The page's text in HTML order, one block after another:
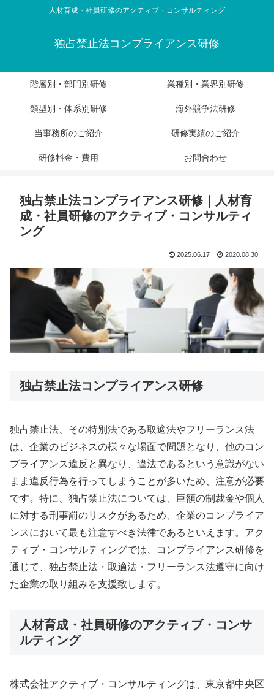
人材育成・社員研修のアクティブ・コンサルティング
独占禁止法コンプライアンス研修
階層別・部門別研修 業種別・業界別研修
類型別・体系別研修 海外競争法研修
当事務所のご紹介 研修実績のご紹介
研修料金・費用 お問合わせ
独占禁止法コンプライアンス研修｜人材育
成・社員研修のアクティブ・コンサルティ
ング
2025.06.17 2020.08.30
独占禁止法コンプライアンス研修
独占禁止法、その特別法である取適法やフリーランス法
は、企業のビジネスの様々な場面で問題となり、他のコン
プライアンス違反と異なり、違法であるという意識がない
まま違反行為を行ってしまうことが多いため、注意が必要
です。特に、独占禁止法については、巨額の制裁金や個人
に対する刑事罰のリスクがあるため、企業のコンプライア
ンスにおいて最も注意すべき法律であるといえます。アク
ティブ・コンサルティングでは、コンプライアンス研修を
通じて、独占禁止法・取適法・フリーランス法遵守に向け
た企業の取り組みを支援致します。
人材育成・社員研修のアクティブ・コンサ
ルティング
株式会社アクティブ・コンサルティングは、東京都中央区